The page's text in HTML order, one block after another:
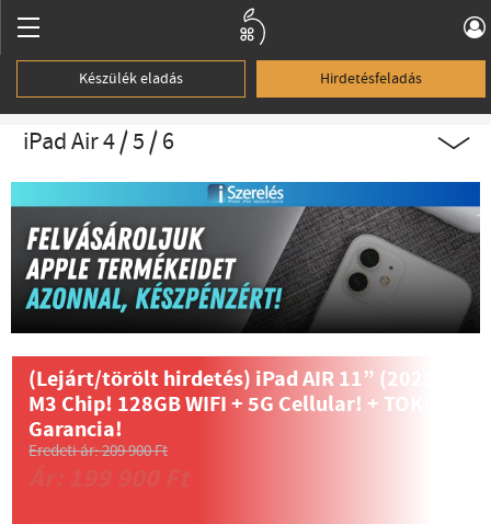
Készülék eladás Hirdetésfeladás
iPad Air 4 / 5 / 6
(Lejárt/törölt hirdetés) iPad AIR 11” (2025)
M3 Chip! 128GB WIFI + 5G Cellular! + TOK!
Garancia!
Eredeti ár: 209 900 Ft